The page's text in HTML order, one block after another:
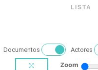
LISTA
Documentos Actores
Zoom